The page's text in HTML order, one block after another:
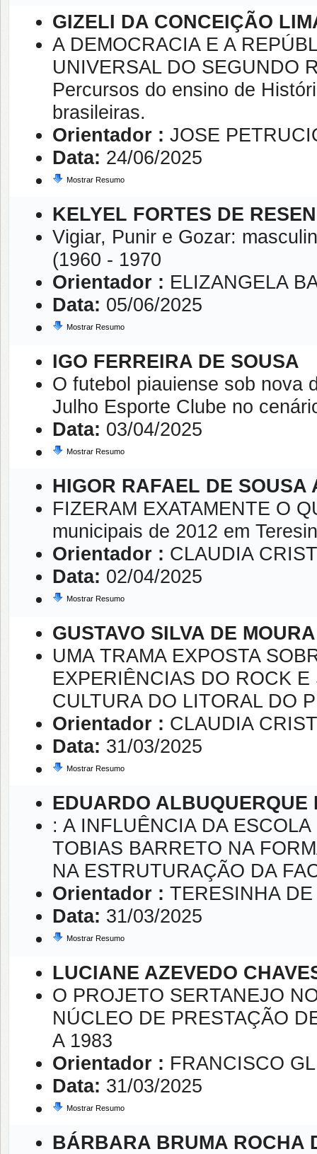
GIZELI DA CONCEIÇÃO
A DEMOCRACIA E A
UNIVERSAL DO SEGUNDO
Percursos do ensino de
brasileiras.
Orientador : JOSE
Data: 24/06/2025
Mostrar Resumo
KELYEL FORTES DE
Vigiar, Punir e Gozar:
(1960 - 1970
Orientador : ELIZANGELA
Data: 05/06/2025
Mostrar Resumo
IGO FERREIRA DE SOUSA
O futebol piauiense sob nova
Julho Esporte Clube no
Data: 03/04/2025
Mostrar Resumo
HIGOR RAFAEL DE SOUSA
FIZERAM EXATAMENTE O
municipais de 2012 em
Orientador : CLAUDIA
Data: 02/04/2025
Mostrar Resumo
GUSTAVO SILVA DE MOURA
UMA TRAMA EXPOSTA
EXPERIÊNCIAS DO ROCK
CULTURA DO LITORAL DO
Orientador : CLAUDIA
Data: 31/03/2025
Mostrar Resumo
EDUARDO
: A INFLUÊNCIA DA
TOBIAS BARRETO NA
NA ESTRUTURAÇÃO DA
Orientador : TERESINHA
Data: 31/03/2025
Mostrar Resumo
LUCIANE AZEVEDO
O PROJETO SERTANEJO
NÚCLEO DE PRESTAÇÃO
A 1983
Orientador : FRANCISCO
Data: 31/03/2025
Mostrar Resumo
BÁRBARA BRUMA ROCHA